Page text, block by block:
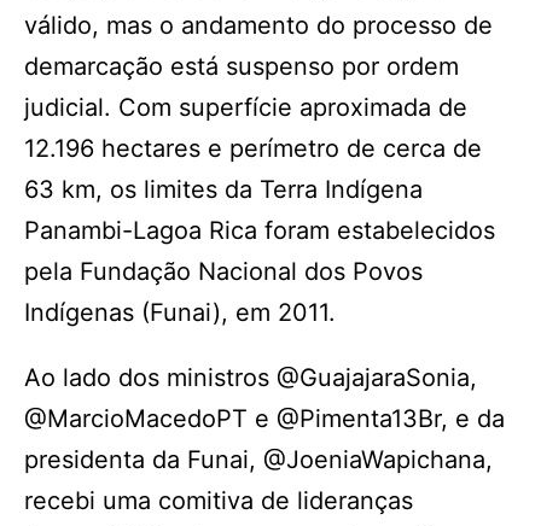
válido, mas o andamento do processo de
demarcação está suspenso por ordem
judicial. Com superfície aproximada de
12.196 hectares e perímetro de cerca de
63 km, os limites da Terra Indígena
Panambi-Lagoa Rica foram estabelecidos
pela Fundação Nacional dos Povos
Indígenas (Funai), em 2011.
Ao lado dos ministros @GuajajaraSonia,
@MarcioMacedoPT e @Pimenta13Br, e da
presidenta da Funai, @JoeniaWapichana,
recebi uma comitiva de lideranças